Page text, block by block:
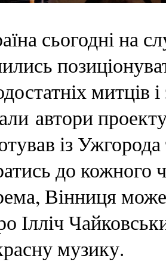
сьогодні на
митців
автори
із
до кожного
Вінниця
Ілліч
музику.